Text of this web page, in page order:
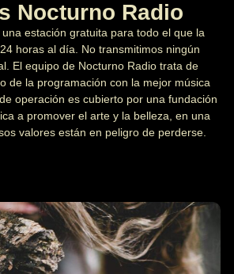
Nocturno Radio
estación gratuita para todo el que la
horas al día. No transmitimos ningún
El equipo de Nocturno Radio trata de
de la programación con la mejor música
operación es cubierto por una fundación
a promover el arte y la belleza, en una
valores están en peligro de perderse.